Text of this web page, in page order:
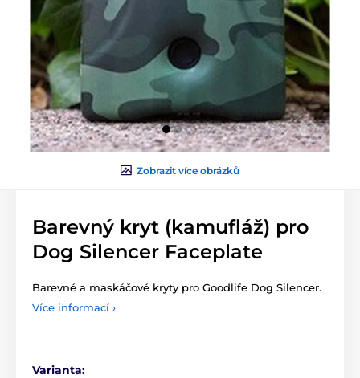
Zobrazit více obrázků
Barevný kryt (kamufláž) pro
Dog Silencer Faceplate
Barevné a maskáčové kryty pro Goodlife Dog Silencer.
Více informací ›
Varianta: